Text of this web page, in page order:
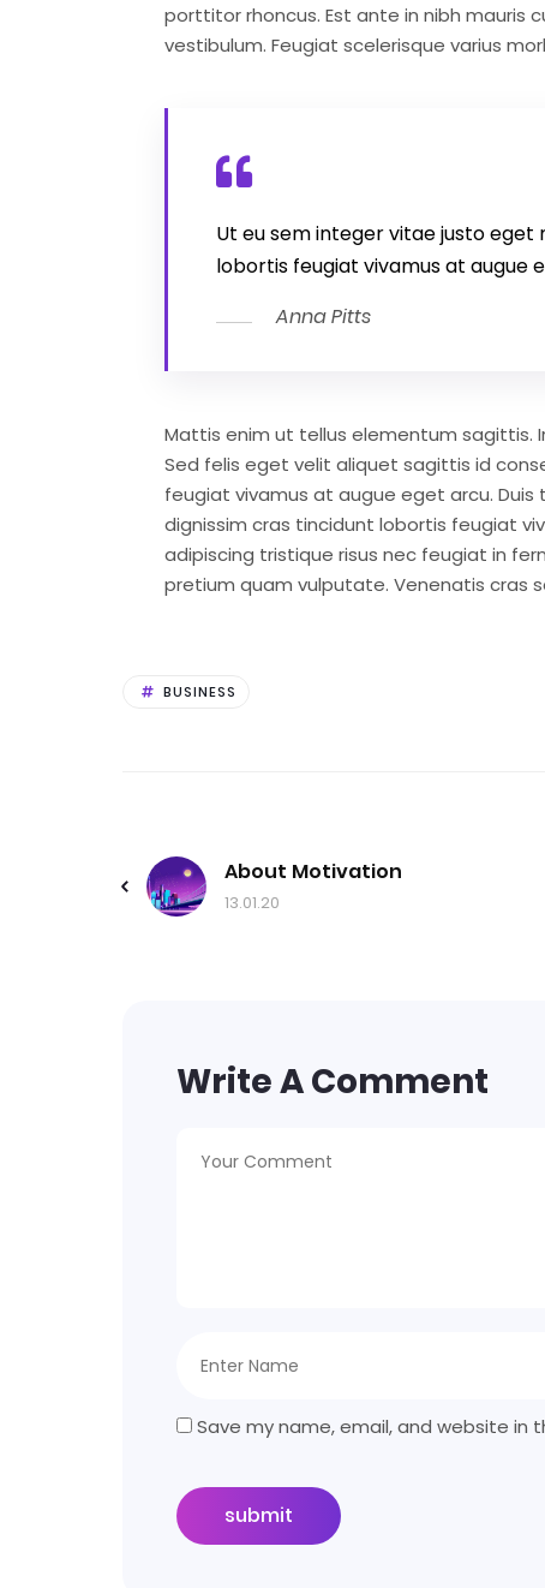
porttitor rhoncus. Est ante in nibh mauris
vestibulum. Feugiat scelerisque varius
Ut eu sem integer vitae justo
lobortis feugiat vivamus at augue
Anna Pitts
Mattis enim ut tellus elementum sagittis.
Sed felis eget velit aliquet sagittis id
feugiat vivamus at augue eget arcu.
dignissim cras tincidunt lobortis feugiat
adipiscing tristique risus nec feugiat in
pretium quam vulputate. Venenatis cras
BUSINESS
About Motivation
13.01.20
Write A Comment
Save my name, email, and website
submit